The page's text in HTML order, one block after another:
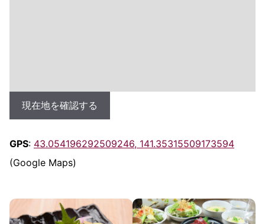
現在地を確認する
GPS: 43.054196292509246, 141.35315509173594
(Google Maps)